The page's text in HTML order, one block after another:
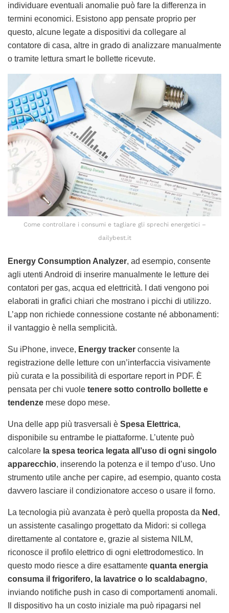
individuare eventuali anomalie può fare la differenza in
termini economici. Esistono app pensate proprio per
questo, alcune legate a dispositivi da collegare al
contatore di casa, altre in grado di analizzare manualmente
o tramite lettura smart le bollette ricevute.
Come controllare i consumi e tagliare gli sprechi energetici –
dailybest.it
Energy Consumption Analyzer, ad esempio, consente
agli utenti Android di inserire manualmente le letture dei
contatori per gas, acqua ed elettricità. I dati vengono poi
elaborati in grafici chiari che mostrano i picchi di utilizzo.
L’app non richiede connessione costante né abbonamenti:
il vantaggio è nella semplicità.
Su iPhone, invece, Energy tracker consente la
registrazione delle letture con un’interfaccia visivamente
più curata e la possibilità di esportare report in PDF. È
pensata per chi vuole tenere sotto controllo bollette e
tendenze mese dopo mese.
Una delle app più trasversali è Spesa Elettrica,
disponibile su entrambe le piattaforme. L’utente può
calcolare la spesa teorica legata all’uso di ogni singolo
apparecchio, inserendo la potenza e il tempo d’uso. Uno
strumento utile anche per capire, ad esempio, quanto costa
davvero lasciare il condizionatore acceso o usare il forno.
La tecnologia più avanzata è però quella proposta da Ned ,
un assistente casalingo progettato da Midori: si collega
direttamente al contatore e, grazie al sistema NILM,
riconosce il profilo elettrico di ogni elettrodomestico. In
questo modo riesce a dire esattamente quanta energia
consuma il frigorifero, la lavatrice o lo scaldabagno,
inviando notifiche push in caso di comportamenti anomali.
Il dispositivo ha un costo iniziale ma può ripagarsi nel